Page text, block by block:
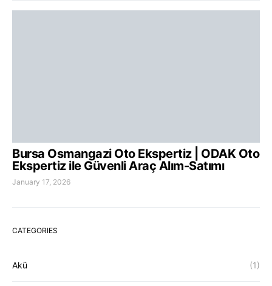
Bursa Osmangazi Oto Ekspertiz | ODAK Oto
Ekspertiz ile Güvenli Araç Alım-Satımı
January 17, 2026
CATEGORIES
Akü (1)